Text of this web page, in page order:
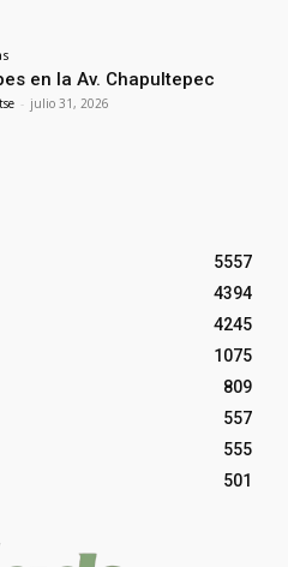
en la Av. Chapultepec
- julio 31, 2026
5557
4394
4245
1075
809
557
555
501